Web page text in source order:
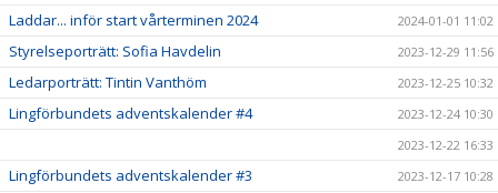
Laddar... inför start vårterminen 2024 2024-01-01 11:02
Styrelseporträtt: Sofia Havdelin 2023-12-29 11:56
Ledarporträtt: Tintin Vanthöm 2023-12-25 10:32
Lingförbundets adventskalender #4
2023-12-24 10:30
2023-12-22 16:33
Lingförbundets adventskalender #3 2023-12-17 10:28